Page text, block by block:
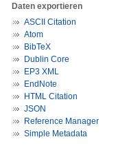
Daten exportieren
ASCII Citation
Atom
BibTeX
Dublin Core
EP3 XML
EndNote
HTML Citation
JSON
Reference Manager
Simple Metadata